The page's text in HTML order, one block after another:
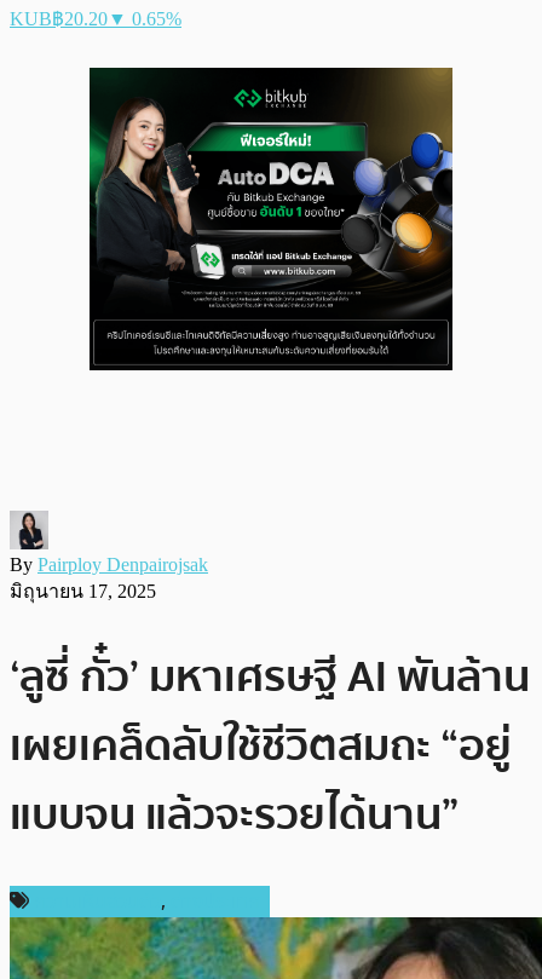
KUB฿20.20▼ 0.65%
By Pairploy Denpairojsak
มิถุนายน 17, 2025
‘ลูซี่ กั๋ว’ มหาเศรษฐี AI พันล้าน
เผยเคล็ดลับใช้ชีวิตสมถะ “อยู่
แบบจน แล้วจะรวยได้นาน”
,